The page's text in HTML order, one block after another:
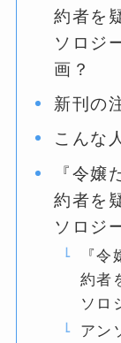
約者を
ソロジ
画？
新刊の
こんな
『令嬢
約者を
ソロジ
『
約者
ソロ
アン